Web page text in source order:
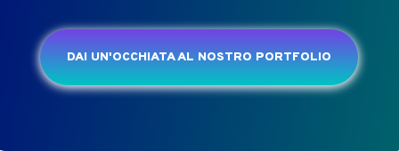
DAI UN'OCCHIATA AL NOSTRO PORTFOLIO